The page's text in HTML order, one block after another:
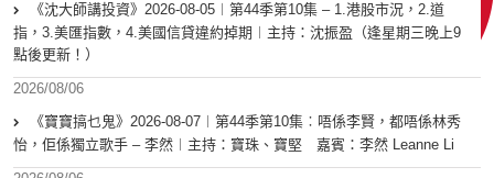
《沈大師講投資》2026-08-05︱第44季第10集 – 1.港股市況，2.道
指，3.美匯指數，4.美國信貸違約掉期︱主持：沈振盈（逢星期三晚上9
點後更新！）
2026/08/06
《寶寶搞乜鬼》2026-08-07︱第44季第10集︰唔係李賢，都唔係林秀
怡，佢係獨立歌手 – 李然︱主持：寶珠、寶堅 嘉賓：李然 Leanne Li